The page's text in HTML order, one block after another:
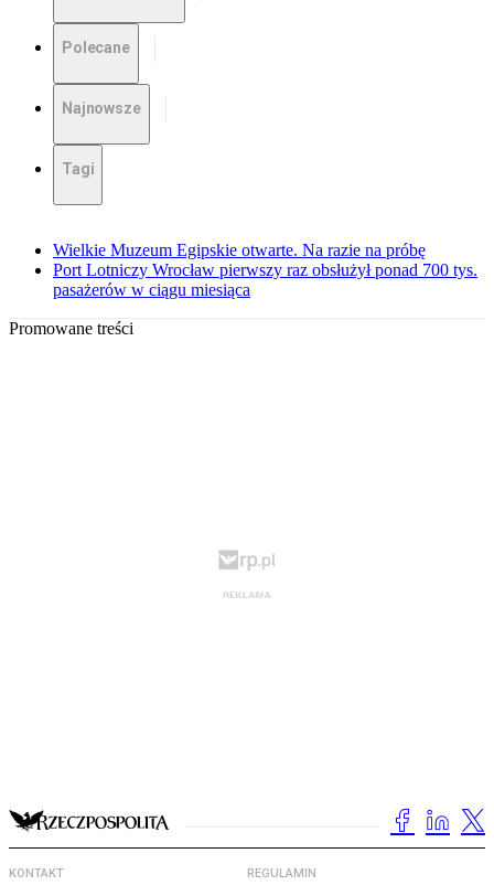
Polecane
Najnowsze
Tagi
Wielkie Muzeum Egipskie otwarte. Na razie na próbę
Port Lotniczy Wrocław pierwszy raz obsłużył ponad 700 tys.
pasażerów w ciągu miesiąca
Promowane treści
KONTAKT REGULAMIN